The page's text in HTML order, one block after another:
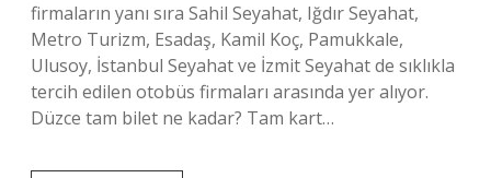
firmaların yanı sıra Sahil Seyahat, Iğdır Seyahat,
Metro Turizm, Esadaş, Kamil Koç, Pamukkale,
Ulusoy, İstanbul Seyahat ve İzmit Seyahat de sıklıkla
tercih edilen otobüs firmaları arasında yer alıyor.
Düzce tam bilet ne kadar? Tam kart…